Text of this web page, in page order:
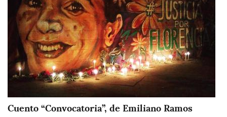
Cuento “Convocatoria”, de Emiliano Ramos